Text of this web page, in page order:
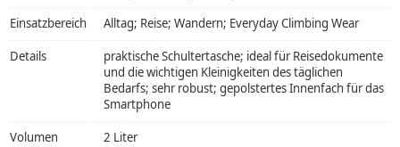
Einsatzbereich Alltag; Reise; Wandern; Everyday Climbing Wear
Details
praktische Schultertasche; ideal für Reisedokumente
und die wichtigen Kleinigkeiten des täglichen
Bedarfs; sehr robust; gepolstertes Innenfach für das
Smartphone
Volumen 2 Liter